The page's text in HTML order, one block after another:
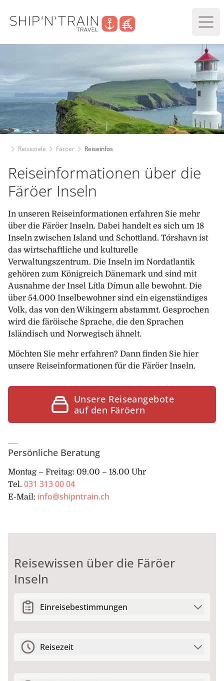
Reiseziele Färöer Reiseinfos
Reiseinformationen über die
Färöer Inseln
In unseren Reiseinformationen erfahren Sie mehr
über die Färöer Inseln. Dabei handelt es sich um 18
Inseln zwischen Island und Schottland. Tórshavn ist
das wirtschaftliche und kulturelle
Verwaltungszentrum. Die Inseln im Nordatlantik
gehören zum Königreich Dänemark und sind mit
Ausnahme der Insel Lítla Dímun alle bewohnt. Die
über 54.000 Inselbewohner sind ein eigenständiges
Volk, das von den Wikingern abstammt. Gesprochen
wird die färöische Sprache, die den Sprachen
Isländisch und Norwegisch ähnelt.
Möchten Sie mehr erfahren? Dann finden Sie hier
unsere Reiseinformationen für die Färöer Inseln.
Unsere Reiseangebote
auf den Färöern
Persönliche Beratung
Montag – Freitag: 09.00 – 18.00 Uhr
Tel. 031 313 00 04
E-Mail: info@shipntrain.ch
Reisewissen über die Färöer
Inseln
Einreisebestimmungen
Reisezeit